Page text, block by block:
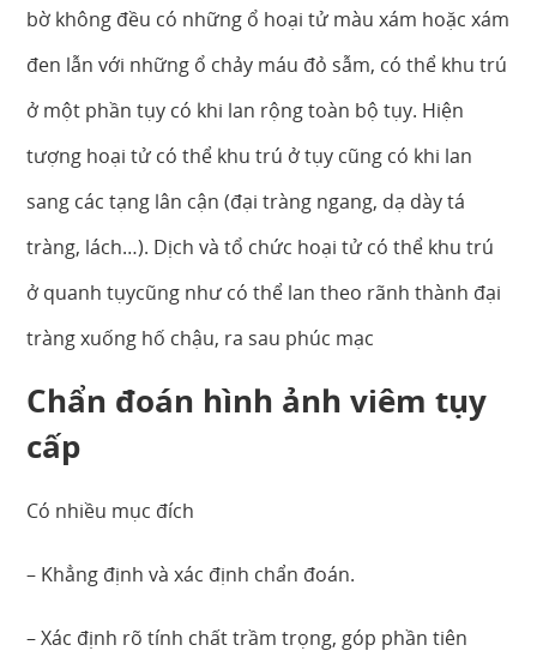
bờ không đều có những ổ hoại tử màu xám hoặc xám
đen lẫn với những ổ chảy máu đỏ sẫm, có thể khu trú
ở một phần tụy có khi lan rộng toàn bộ tụy. Hiện
tượng hoại tử có thể khu trú ở tụy cũng có khi lan
sang các tạng lân cận (đại tràng ngang, dạ dày tá
tràng, lách…). Dịch và tổ chức hoại tử có thể khu trú
ở quanh tụycũng như có thể lan theo rãnh thành đại
tràng xuống hố chậu, ra sau phúc mạc
Chẩn đoán hình ảnh viêm tụy
cấp
Có nhiều mục đích
– Khẳng định và xác định chẩn đoán.
– Xác định rõ tính chất trầm trọng, góp phần tiên